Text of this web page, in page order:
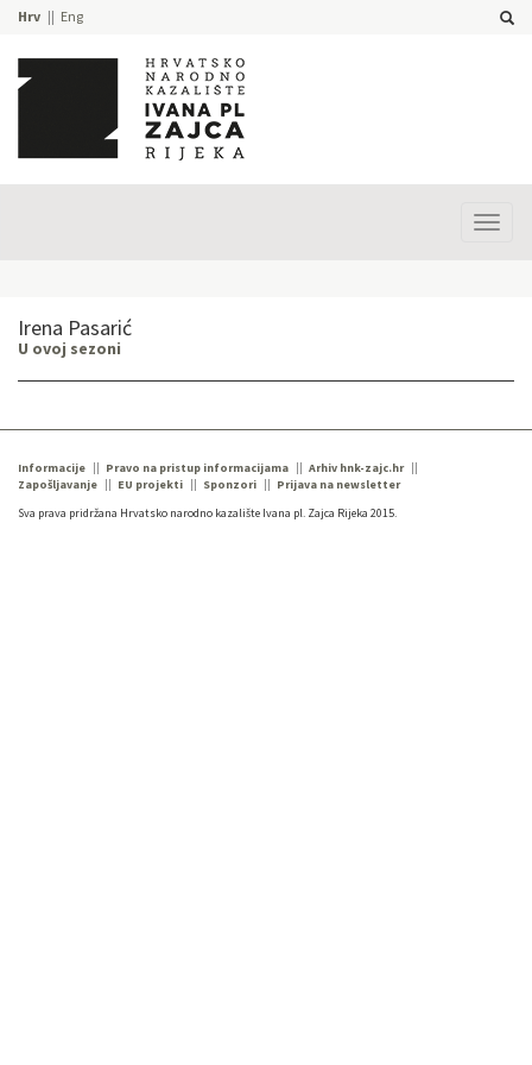
Hrv Eng
Irena Pasarić
U ovoj sezoni
Informacije Pravo na pristup informacijama
Arhiv hnk-zajc.hr
Zapošljavanje
EU projekti Sponzori
Prijava na newsletter
Sva prava pridržana Hrvatsko narodno kazalište Ivana pl. Zajca Rijeka 2015.